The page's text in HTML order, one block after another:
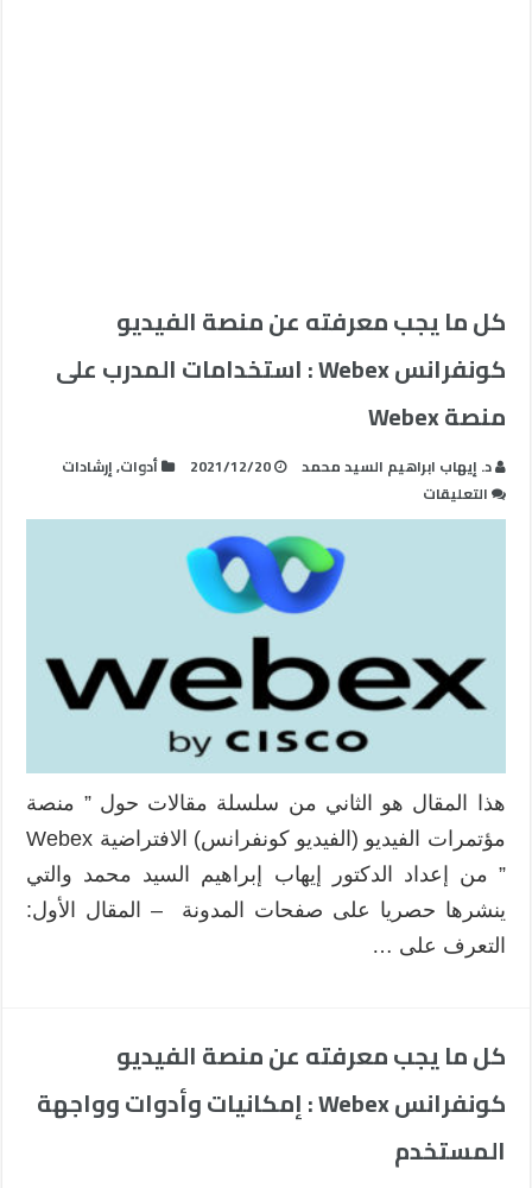
كل ما يجب معرفته عن منصة الفيديو
كونفرانس Webex : استخدامات المدرب على
منصة Webex
د. إيهاب ابراهيم السيد محمد 2021/12/20 أدوات,إرشادات
التعليقات
كل
منصة
الفيديو
كونفرانس
استخدامات
المدرب
على
منصة
Webex
مغلقة
هذا المقال هو الثاني من سلسلة مقالات حول ” منصة
مؤتمرات الفيديو (الفيديو كونفرانس) الافتراضية Webex
” من إعداد الدكتور إيهاب إبراهيم السيد محمد والتي
ينشرها حصريا على صفحات المدونة – المقال الأول:
التعرف على …
كل ما يجب معرفته عن منصة الفيديو
كونفرانس Webex : إمكانيات وأدوات وواجهة
المستخدم